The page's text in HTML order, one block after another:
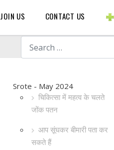
Search
JOIN US CONTACT US
Srote - May 2024
चिकित्सा में महत्व के चलते
जोंक पतन
आप सूंघकर बीमारी पता कर
सकते हैं